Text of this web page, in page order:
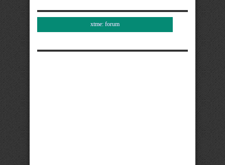
xtme: forum